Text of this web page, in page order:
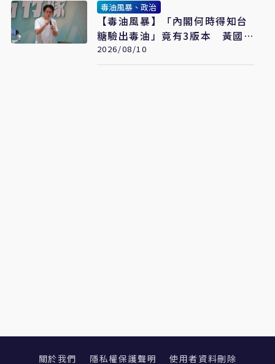
毒油風暴、政治
【毒油風暴】「內閣何時得知台
糖驗出毒油」竟有3版本 黃國
昌痛批賴政府說謊卸責
2026/08/10
關於我們 隱私權保護聲明 使用者資料刪除